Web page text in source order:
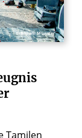
© Bistum Münster
Tamilen